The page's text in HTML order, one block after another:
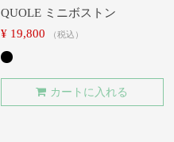
QUOLE ミニボストン
¥ 19,800 税込
カートに入れる